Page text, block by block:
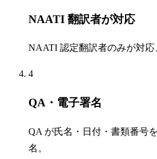
NAATI 翻訳者が対応
NAATI 認定翻訳者のみが対応
4
QA・電子署名
QA が氏名・日付・書類番号
名。